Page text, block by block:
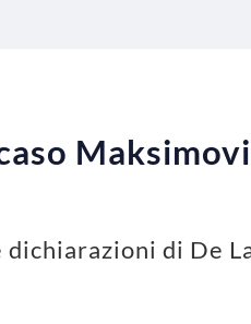
dichiarazioni di De